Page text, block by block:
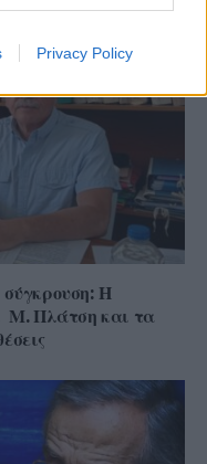
Privacy Policy
Η
Μ. Πλάτση και τα